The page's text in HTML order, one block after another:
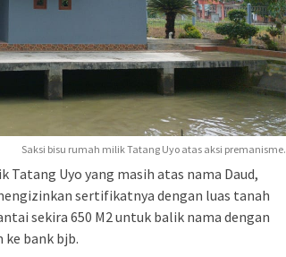
Saksi bisu rumah milik Tatang Uyo atas aksi premanisme.
Uyo yang masih atas nama Daud,
sertifikatnya dengan luas tanah
sekira 650 M2 untuk balik nama dengan
bank bjb.